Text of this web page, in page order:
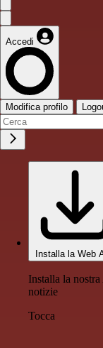
Accedi
Modifica profilo
Installa la Web
Installa la
notizie
Tocca